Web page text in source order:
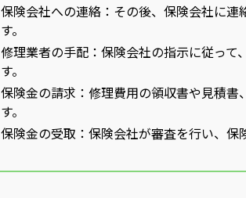
保険会社への連絡：その後、保険会社に
す。
修理業者の手配：保険会社の指示に従って
す。
保険金の請求：修理費用の領収書や見積
す。
保険金の受取：保険会社が審査を行い、保